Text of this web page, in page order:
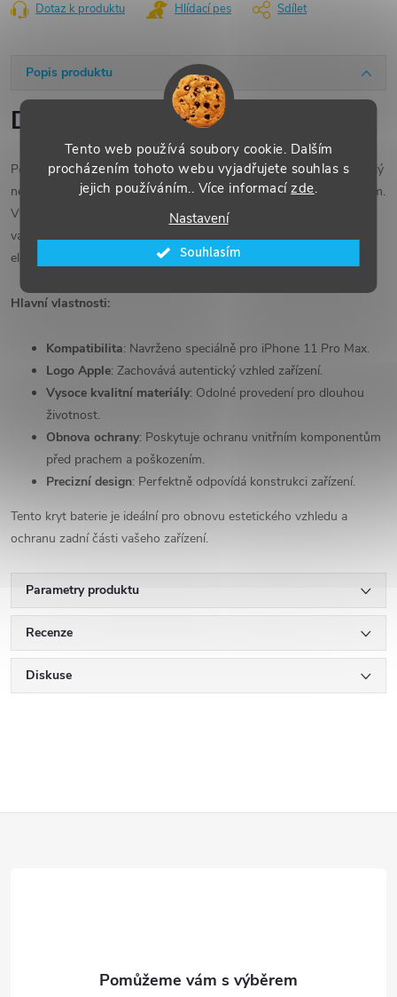
Tento web používá soubory cookie. Dalším
procházením tohoto webu vyjadřujete souhlas s
jejich používáním.. Více informacízde.
Nastavení
Souhlasím
Dotaz k produktu Hlídací pes Sdílet
Popis produktu
Detailní popis produktu
Pokud je kryt baterie vašeho iPhonu 11 Pro Max poškozený, prasklý
nebo opotřebovaný, tentonáhradní kryt baterieje ideálním řešením.
Vysoce kvalitní náhradní díl obnoví estetiku a ochranu zadní části
vašeho zařízení. Kryt obsahujelogo Apple, které zachovává
elegantní a originální design.
Hlavní vlastnosti:
Kompatibilita: Navrženo speciálně pro iPhone 11 Pro Max.
Logo Apple: Zachovává autentický vzhled zařízení.
Vysoce kvalitní materiály: Odolné provedení pro dlouhou
životnost.
Obnova ochrany: Poskytuje ochranu vnitřním komponentům
před prachem a poškozením.
Precizní design: Perfektně odpovídá konstrukci zařízení.
Tento kryt baterie je ideální pro obnovu estetického vzhledu a
ochranu zadní části vašeho zařízení.
Parametry produktu
Recenze
Diskuse